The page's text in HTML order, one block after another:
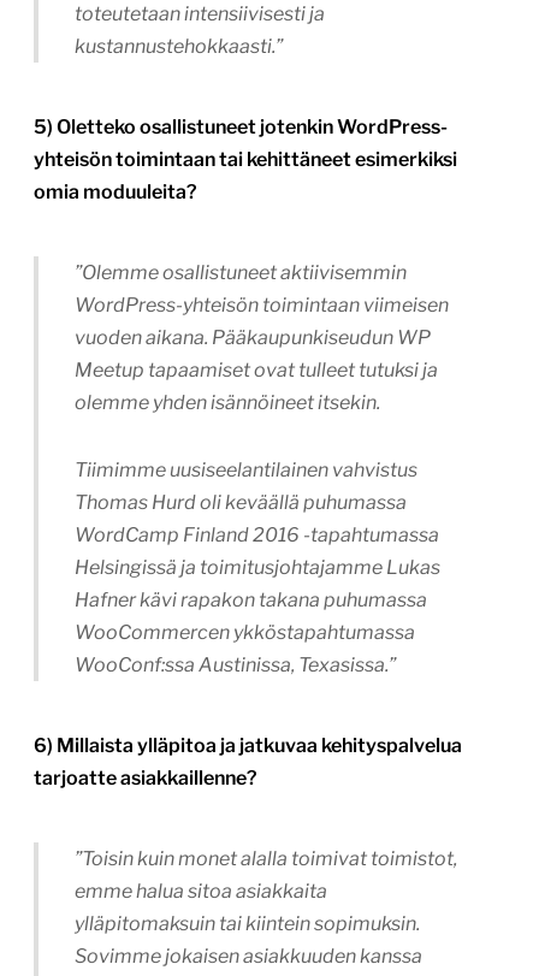
toteutetaan intensiivisesti ja
kustannustehokkaasti.”
5) Oletteko osallistuneet jotenkin WordPress-
yhteisön toimintaan tai kehittäneet esimerkiksi
omia moduuleita?
”Olemme osallistuneet aktiivisemmin
WordPress-yhteisön toimintaan viimeisen
vuoden aikana. Pääkaupunkiseudun WP
Meetup tapaamiset ovat tulleet tutuksi ja
olemme yhden isännöineet itsekin.
Tiimimme uusiseelantilainen vahvistus
Thomas Hurd oli keväällä puhumassa
WordCamp Finland 2016 -tapahtumassa
Helsingissä ja toimitusjohtajamme Lukas
Hafner kävi rapakon takana puhumassa
WooCommercen ykköstapahtumassa
WooConf:ssa Austinissa, Texasissa.”
6) Millaista ylläpitoa ja jatkuvaa kehityspalvelua
tarjoatte asiakkaillenne?
”Toisin kuin monet alalla toimivat toimistot,
emme halua sitoa asiakkaita
ylläpitomaksuin tai kiintein sopimuksin.
Sovimme jokaisen asiakkuuden kanssa